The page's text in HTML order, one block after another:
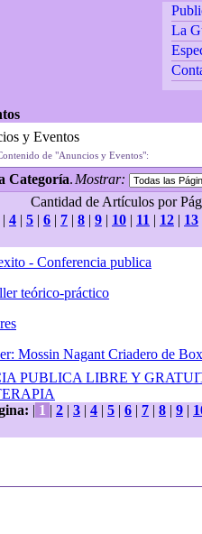
La
y Eventos
de "Anuncios y Eventos":
Categoría. Mostrar:
Cantidad de Artículos por
| 4 | 5 | 6 | 7 | 8 | 9 | 10 | 11 | 12 | 13
- Conferencia publica
teórico-práctico
Mossin Nagant Criadero de
PUBLICA LIBRE Y
| 1 | 2 | 3 | 4 | 5 | 6 | 7 | 8 | 9 |